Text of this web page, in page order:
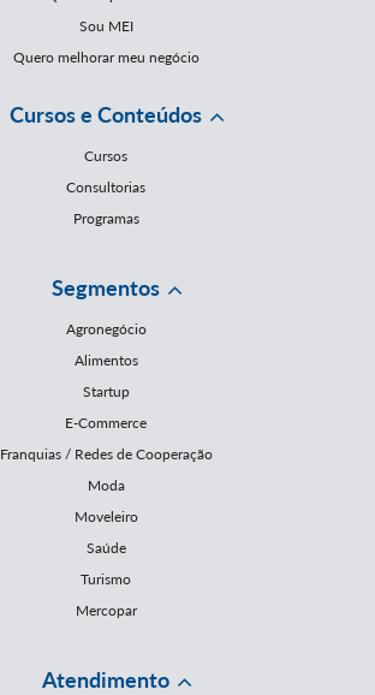
Sou MEI
Quero melhorar meu negócio
Cursos e Conteúdos
Cursos
Consultorias
Programas
Segmentos
Agronegócio
Alimentos
Startup
E-Commerce
Franquias / Redes de Cooperação
Moda
Moveleiro
Saúde
Turismo
Mercopar
Atendimento